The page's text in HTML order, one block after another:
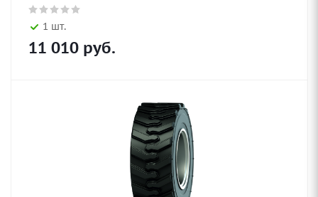
1 шт.
11 010 руб.